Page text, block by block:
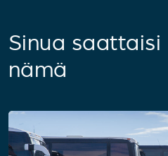
Sinua saattaisi
nämä